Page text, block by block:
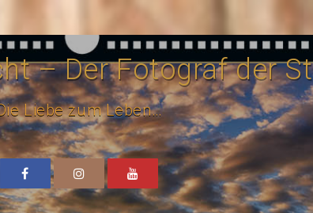
– Der Fotograf der
Liebe zum Leben…